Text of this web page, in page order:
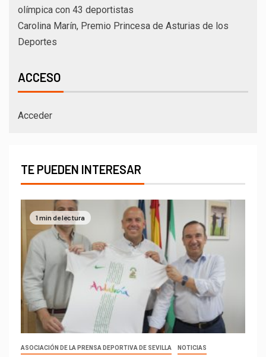
olímpica con 43 deportistas
Carolina Marín, Premio Princesa de Asturias de los
Deportes
ACCESO
Acceder
TE PUEDEN INTERESAR
1 min de lectura
ASOCIACIÓN DE LA PRENSA DEPORTIVA DE SEVILLA NOTICIAS